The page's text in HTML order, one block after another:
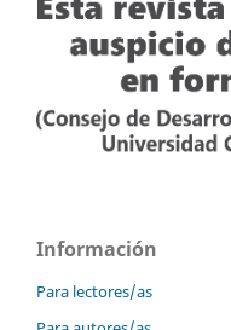
Información
Para lectores/as